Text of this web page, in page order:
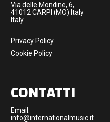
Via delle Mondine, 6,
41012 CARPI (MO) Italy
Italy
Privacy Policy
Cookie Policy
CONTATTI
Email:
info@internationalmusic.it